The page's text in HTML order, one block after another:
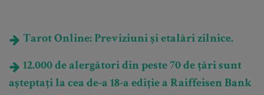
Tarot Online: Previziuni și etalări zilnice.
12.000 de alergători din peste 70 de țări sunt
așteptați la cea de-a 18-a ediție a Raiffeisen Bank